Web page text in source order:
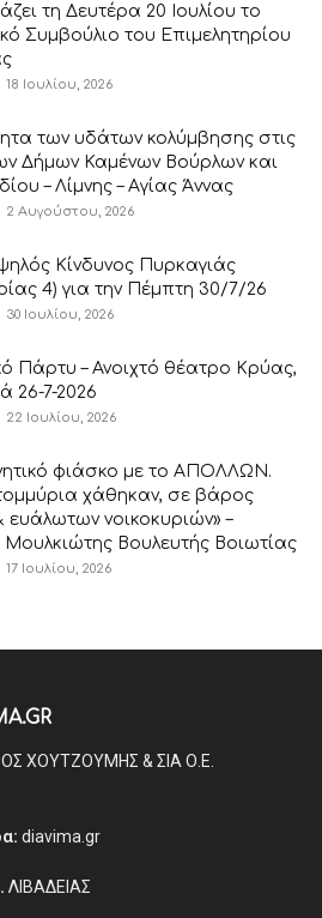
τη Δευτέρα 20 Ιουλίου το
Συμβούλιο του Επιμελητηρίου
18 Ιουλίου, 2026
των υδάτων κολύμβησης στις
Δήμων Καμένων Βούρλων και
– Λίμνης – Αγίας Άννας
2 Αυγούστου, 2026
Κίνδυνος Πυρκαγιάς
4) για την Πέμπτη 30/7/26
30 Ιουλίου, 2026
Πάρτυ – Ανοιχτό θέατρο Κρύας,
26-7-2026
22 Ιουλίου, 2026
φιάσκο με το ΑΠΟΛΛΩΝ.
χάθηκαν, σε βάρος
νοικοκυριών» –
Μουλκιώτης Βουλευτής Βοιωτίας
17 Ιουλίου, 2026
ΧΟΥΤΖΟΥΜΗΣ & ΣΙΑ Ο.Ε.
diavima.gr
ΛΙΒΑΔΕΙΑΣ